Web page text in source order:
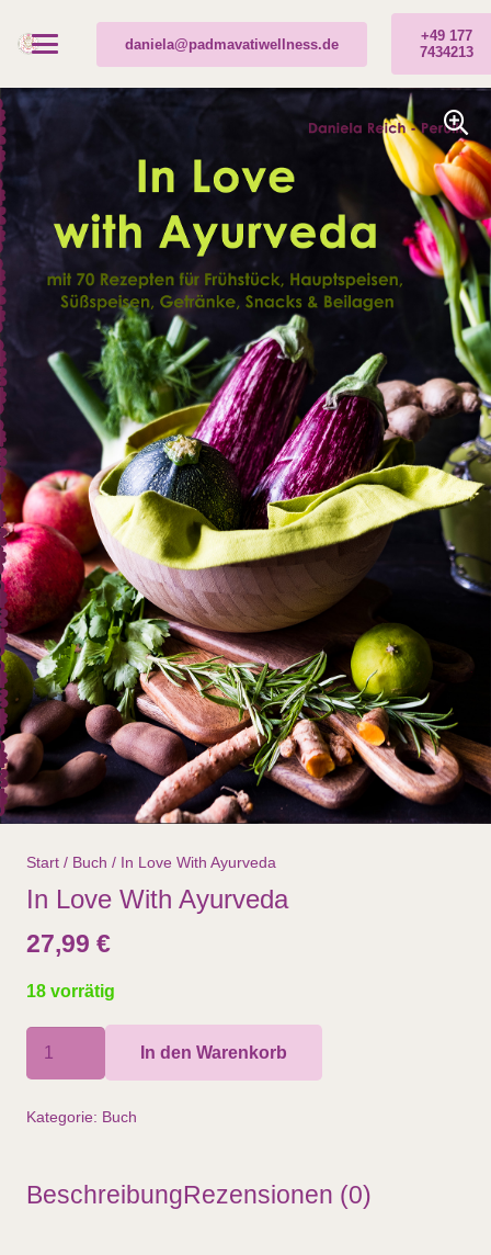
daniela@padmavatiwellness.de
+49 177
7434213
Start / Buch / In Love With Ayurveda
In Love With Ayurveda
27,99 €
18 vorrätig
Love
In den Warenkorb
Kategorie: Buch
BeschreibungRezensionen (0)